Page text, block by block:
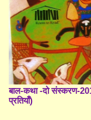
बाल-कथा -दो संस्करण-
प्रतियाँ)